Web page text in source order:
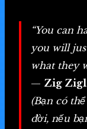
“You can
you will
what they
— Zig
(Bạn có
đời, nếu